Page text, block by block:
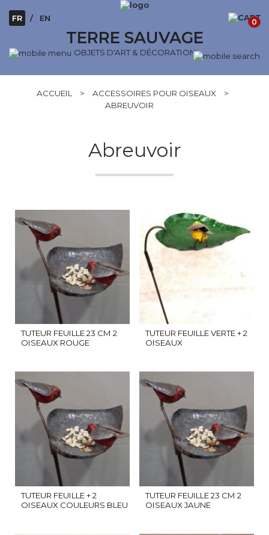
TERRE SAUVAGE
OBJETS D'ART & DÉCORATION
FR EN 0
ACCUEIL > ACCESSOIRES POUR OISEAUX
>
ABREUVOIR
Abreuvoir
TUTEUR FEUILLE 23 CM 2
OISEAUX ROUGE
TUTEUR FEUILLE VERTE + 2
OISEAUX
TUTEUR FEUILLE + 2
OISEAUX COULEURS BLEU
TUTEUR FEUILLE 23 CM 2
OISEAUX JAUNE